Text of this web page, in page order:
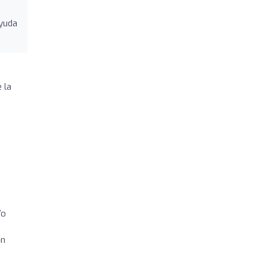
la